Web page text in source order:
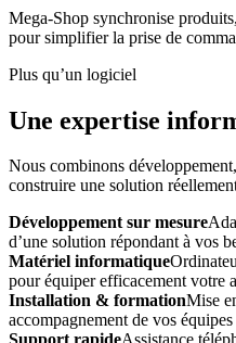
Mega-Shop synchronise
pour simplifier la prise de
Plus qu’un logiciel
Une expertise
Nous combinons
construire une solution
Développement sur mesure
d’une solution répondant à vos
Matériel informatique
pour équiper efficacement votre
Installation & formationMise
accompagnement de vos